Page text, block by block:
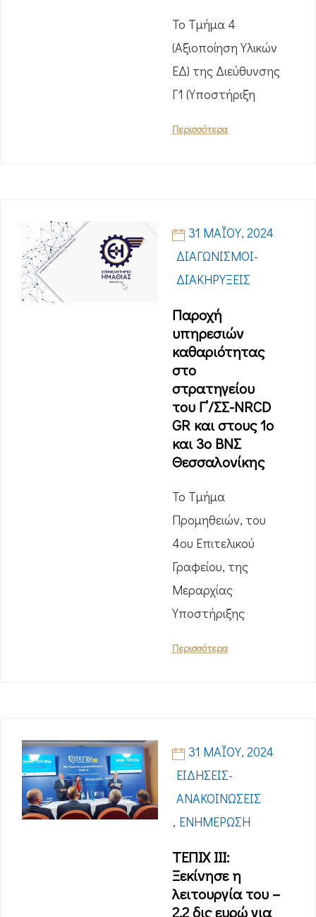
Το Τμήμα 4
(Αξιοποίηση Υλικών
ΕΔ) της Διεύθυνσης
Γ1 (Υποστήριξη
Περισσότερα
31 ΜΑΪ́ΟΥ, 2024
ΔΙΑΓΩΝΙΣΜΟΊ-
ΔΙΑΚΗΡΎΞΕΙΣ
Παροχή
υπηρεσιών
καθαριότητας
στο
στρατηγείου
του Γ’/ΣΣ-NRCD
GR και στους 1ο
και 3ο ΒΝΣ
Θεσσαλονίκης
Το Τμήμα
Προμηθειών, του
4ου Επιτελικού
Γραφείου, της
Μεραρχίας
Υποστήριξης
Περισσότερα
31 ΜΑΪ́ΟΥ, 2024
ΕΙΔΉΣΕΙΣ-
ΑΝΑΚΟΙΝΏΣΕΙΣ
, ΕΝΗΜΈΡΩΣΗ
ΤΕΠΙΧ III:
Ξεκίνησε η
λειτουργία του –
2,2 δις ευρώ για